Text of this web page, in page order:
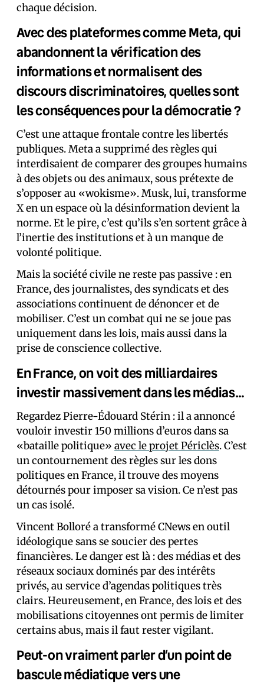
chaque décision.
Avec des plateformes comme Meta, qui
abandonnent la vérification des
informations et normalisent des
discours discriminatoires, quelles sont
les conséquences pour la démocratie ?
C’est une attaque frontale contre les libertés
publiques. Meta a supprimé des règles qui
interdisaient de comparer des groupes humains
à des objets ou des animaux, sous prétexte de
s’opposer au «wokisme». Musk, lui, transforme
X en un espace où la désinformation devient la
norme. Et le pire, c’est qu’ils s’en sortent grâce à
l’inertie des institutions et à un manque de
volonté politique.
Mais la société civile ne reste pas passive : en
France, des journalistes, des syndicats et des
associations continuent de dénoncer et de
mobiliser. C’est un combat qui ne se joue pas
uniquement dans les lois, mais aussi dans la
prise de conscience collective.
En France, on voit des milliardaires
investir massivement dans les médias…
Regardez Pierre-Édouard Stérin : il a annoncé
vouloir investir 150 millions d’euros dans sa
«bataille politique» avec le projet Périclès. C’est
un contournement des règles sur les dons
politiques en France, il trouve des moyens
détournés pour imposer sa vision. Ce n’est pas
un cas isolé.
Vincent Bolloré a transformé CNews en outil
idéologique sans se soucier des pertes
financières. Le danger est là : des médias et des
réseaux sociaux dominés par des intérêts
privés, au service d’agendas politiques très
clairs. Heureusement, en France, des lois et des
mobilisations citoyennes ont permis de limiter
certains abus, mais il faut rester vigilant.
Peut-on vraiment parler d’un point de
bascule médiatique vers une